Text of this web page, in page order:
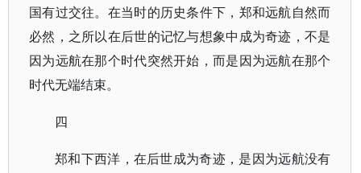
国有过交往。在当时的历史条件下，郑和远航自然而
必然，之所以在后世的记忆与想象中成为奇迹，不是
因为远航在那个时代突然开始，而是因为远航在那个
时代无端结束。
四
郑和下西洋，在后世成为奇迹，是因为远航没有